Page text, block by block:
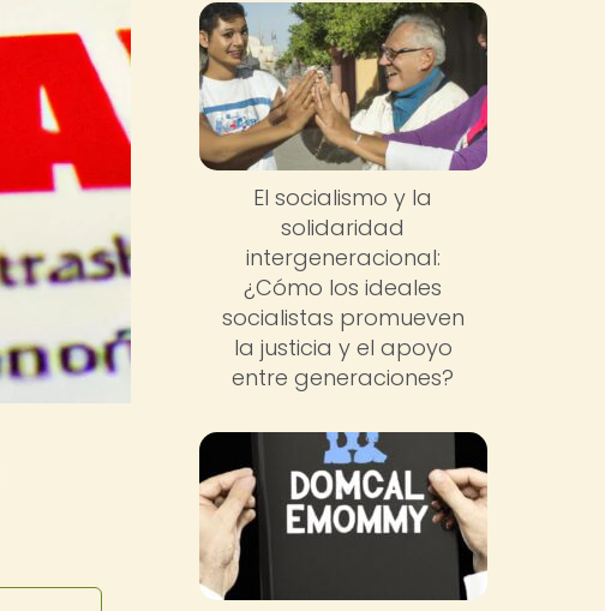
El socialismo y la
solidaridad
intergeneracional:
¿Cómo los ideales
socialistas promueven
la justicia y el apoyo
entre generaciones?